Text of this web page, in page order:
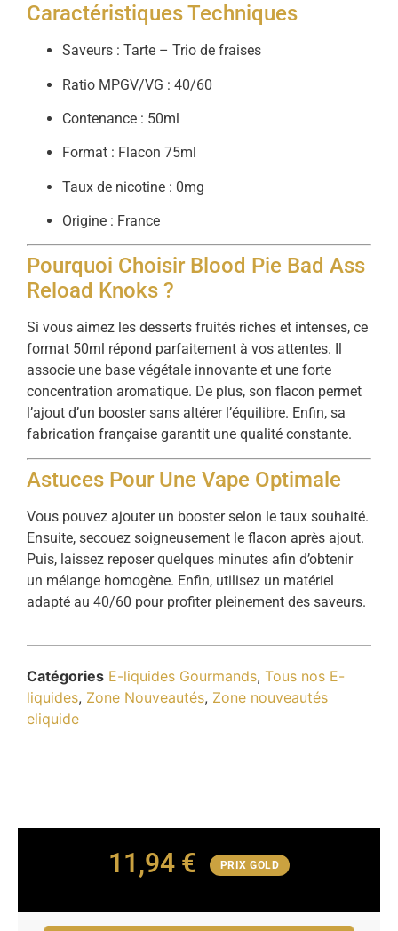
Caractéristiques Techniques
Saveurs : Tarte – Trio de fraises
Ratio MPGV/VG : 40/60
Contenance : 50ml
Format : Flacon 75ml
Taux de nicotine : 0mg
Origine : France
Pourquoi Choisir Blood Pie Bad Ass
Reload Knoks ?
Si vous aimez les desserts fruités riches et intenses, ce
format 50ml répond parfaitement à vos attentes. Il
associe une base végétale innovante et une forte
concentration aromatique. De plus, son flacon permet
l’ajout d’un booster sans altérer l’équilibre. Enfin, sa
fabrication française garantit une qualité constante.
Astuces Pour Une Vape Optimale
Vous pouvez ajouter un booster selon le taux souhaité.
Ensuite, secouez soigneusement le flacon après ajout.
Puis, laissez reposer quelques minutes afin d’obtenir
un mélange homogène. Enfin, utilisez un matériel
adapté au 40/60 pour profiter pleinement des saveurs.
Catégories E-liquides Gourmands, Tous nos E-
liquides, Zone Nouveautés, Zone nouveautés
eliquide
11,94 € PRIX GOLD